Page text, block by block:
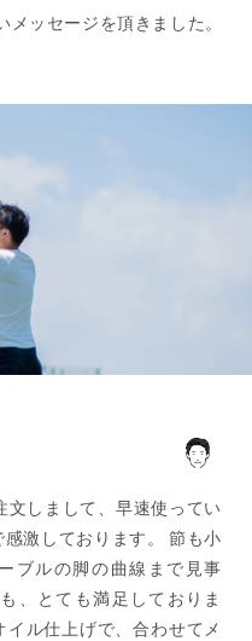
ッセージを頂きました。
文しまして、早速使ってい
激しております。 節も小
ブルの脚の曲線まで見事
、とても満足しておりま
ル仕上げで、合わせてメ